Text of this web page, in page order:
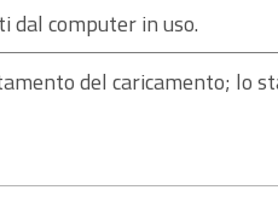
dal computer in uso.
del caricamento; lo